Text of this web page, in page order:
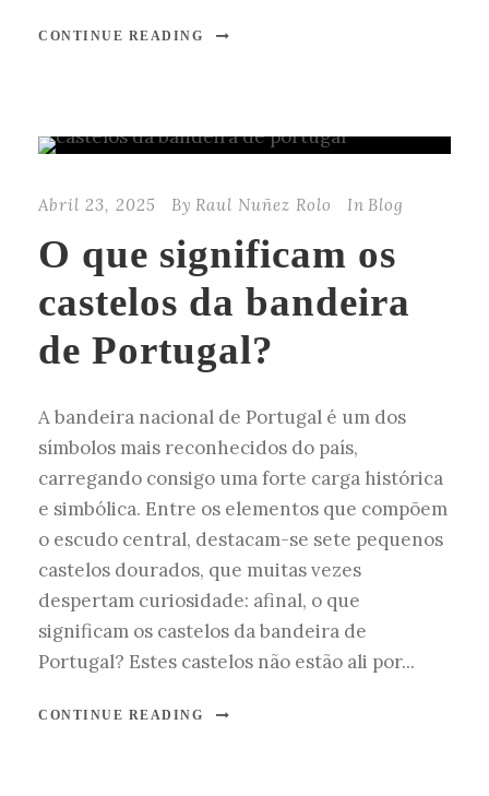
CONTINUE READING
Abril 23, 2025 By Raul Nuñez Rolo In Blog
O que significam os
castelos da bandeira
de Portugal?
A bandeira nacional de Portugal é um dos
símbolos mais reconhecidos do país,
carregando consigo uma forte carga histórica
e simbólica. Entre os elementos que compõem
o escudo central, destacam-se sete pequenos
castelos dourados, que muitas vezes
despertam curiosidade: afinal, o que
significam os castelos da bandeira de
Portugal? Estes castelos não estão ali por...
CONTINUE READING